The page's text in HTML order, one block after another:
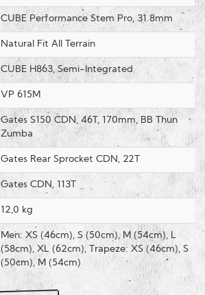
CUBE Performance Stem Pro, 31.8mm
Natural Fit All Terrain
CUBE H863, Semi-Integrated
VP 615M
Gates S150 CDN, 46T, 170mm, BB Thun
Zumba
Gates Rear Sprocket CDN, 22T
Gates CDN, 113T
12,0 kg
Men: XS (46cm), S (50cm), M (54cm), L
(58cm), XL (62cm), Trapeze: XS (46cm), S
(50cm), M (54cm)